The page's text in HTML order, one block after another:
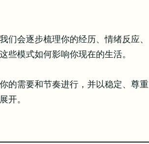
们会逐步梳理你的经历、情绪反应、
些模式如何影响你现在的生活。
的需要和节奏进行，并以稳定、尊重
开。